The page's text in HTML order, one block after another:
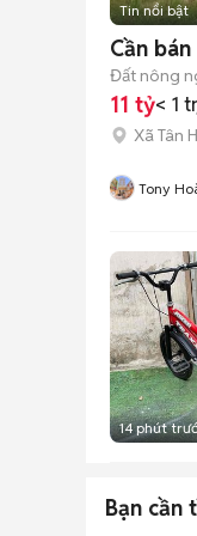
Tin nổi bật
Cần
Đất nông
11 tỷ< 1
Xã Tân
Tony
14 phút
Bạn cần